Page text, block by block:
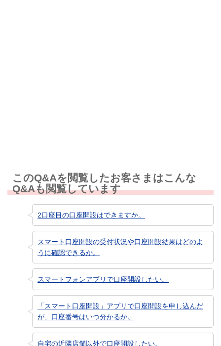
このQ&Aを閲覧したお客さまはこんな
Q&Aも閲覧しています
2口座目の口座開設はできますか。
スマート口座開設の受付状況や口座開設結果はどのよ
うに確認できるか。
スマートフォンアプリで口座開設したい。
「スマート口座開設」アプリで口座開設を申し込んだ
が、口座番号はいつ分かるか。
自宅の近隣店舗以外で口座開設したい。